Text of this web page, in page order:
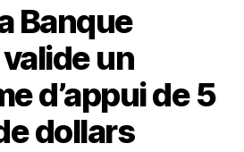
Banque
un
d’appui de 5
dollars